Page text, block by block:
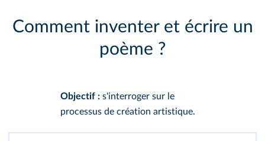
Comment inventer et écrire un
poème ?
Objectif : s'interroger sur le
processus de création artistique.